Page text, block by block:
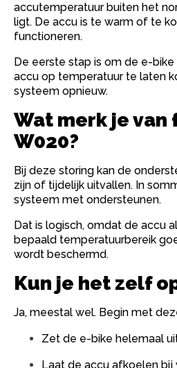
accutemperatuur buiten het
ligt. De accu is te warm of te
functioneren.
De eerste stap is om de e-
accu op temperatuur te laten
systeem opnieuw.
Wat merk je
W020?
Bij deze storing kan de
zijn of tijdelijk uitvallen. In
systeem met ondersteunen.
Dat is logisch, omdat de accu
bepaald temperatuurbereik
wordt beschermd.
Kun je het zelf
Ja, meestal wel. Begin met
Zet de e-bike helemaal
Laat de accu afkoelen bij